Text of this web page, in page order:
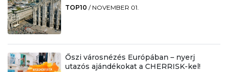
TOP10 / NOVEMBER 01.
Őszi városnézés Európában – nyerj
utazós ajándékokat a CHERRISK-kel!